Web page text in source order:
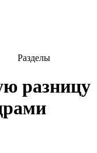
Разделы
разницу